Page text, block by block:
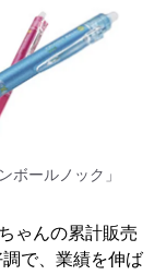
ボールノック」
ゃんの累計販売
で、業績を伸ば